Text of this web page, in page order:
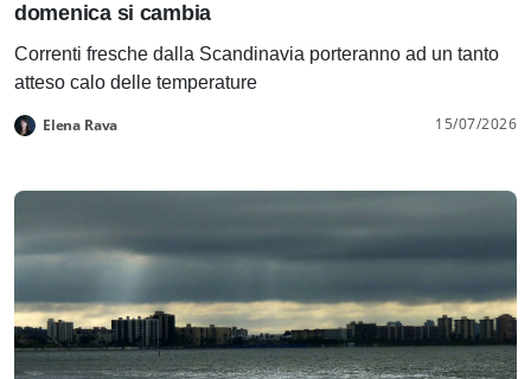
domenica si cambia
Correnti fresche dalla Scandinavia porteranno ad un tanto
atteso calo delle temperature
Elena Rava 15/07/2026